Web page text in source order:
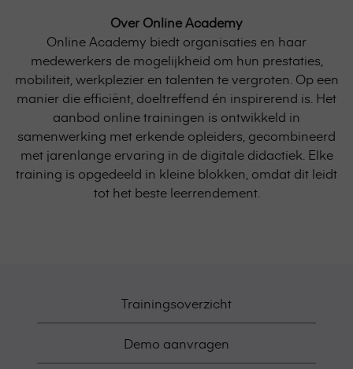
Over Online Academy
Online Academy biedt organisaties en haar
medewerkers de mogelijkheid om hun prestaties,
mobiliteit, werkplezier en talenten te vergroten. Op een
manier die efficiënt, doeltreffend én inspirerend is. Het
aanbod online trainingen is ontwikkeld in
samenwerking met erkende opleiders, gecombineerd
met jarenlange ervaring in de digitale didactiek. Elke
training is opgedeeld in kleine blokken, omdat dit leidt
tot het beste leerrendement.
Trainingsoverzicht
Demo aanvragen